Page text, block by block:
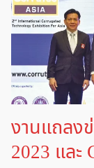
งานแถลง
2023 และ